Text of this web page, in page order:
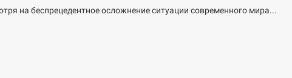
на беспрецедентное осложнение ситуации современного мира...